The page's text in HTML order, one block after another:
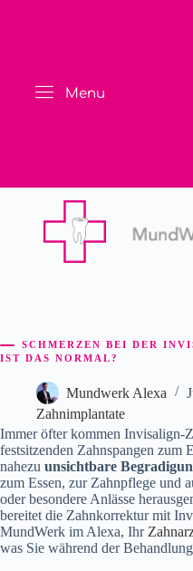
Menu
SCHMERZEN BEI DER
IST DAS NORMAL?
Mundwerk Alexa
Zahnimplantate
Immer öfter kommen Invisalign-
festsitzenden Zahnspangen zum
nahezu unsichtbare
zum Essen, zur Zahnpflege und
oder besondere Anlässe
bereitet die Zahnkorrektur mit
MundWerk im Alexa, Ihr
was Sie während der